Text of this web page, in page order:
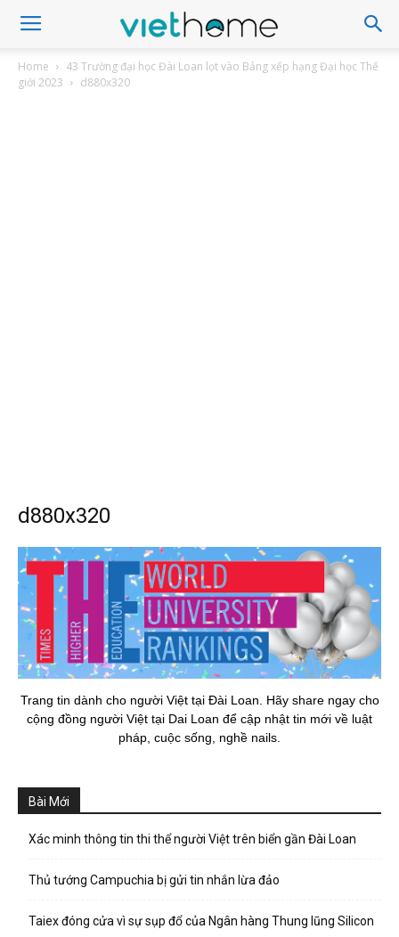
Home
43 Trường đại học Đài Loan lọt vào Bảng xếp hạng Đại học Thế
giới 2023
d880x320
d880x320
Trang tin dành cho người Việt tại Đài Loan. Hãy share ngay cho
cộng đồng người Việt tại Dai Loan để cập nhật tin mới về luật
pháp, cuộc sống, nghề nails.
Bài Mới
Xác minh thông tin thi thể người Việt trên biển gần Đài Loan
Thủ tướng Campuchia bị gửi tin nhắn lừa đảo
Taiex đóng cửa vì sự sụp đổ của Ngân hàng Thung lũng Silicon